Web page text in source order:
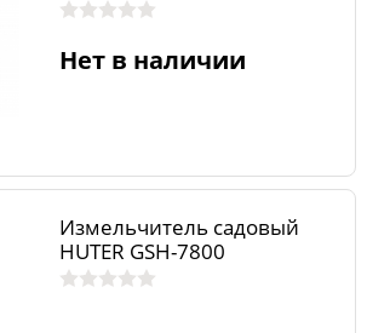
Нет в наличии
Измельчитель садовый
HUTER GSH-7800